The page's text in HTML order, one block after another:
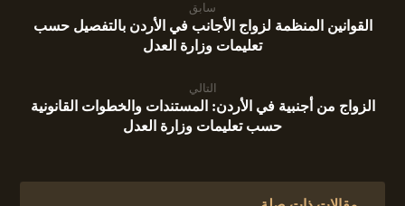
سابق
القوانين المنظمة لزواج الأجانب في الأردن بالتفصيل حسب
تعليمات وزارة العدل
التالي
الزواج من أجنبية في الأردن: المستندات والخطوات القانونية
حسب تعليمات وزارة العدل